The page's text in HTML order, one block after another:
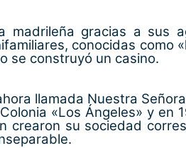
gracias a sus
conocidas como
se construyó un casino.
llamada Nuestra
«Los Ángeles» y en
crearon su sociedad